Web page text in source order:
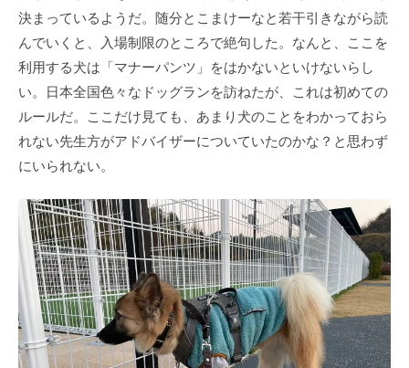
決まっているようだ。随分とこまけーなと若干引きながら読
んでいくと、入場制限のところで絶句した。なんと、ここを
利用する犬は「マナーパンツ」をはかないといけないらし
い。日本全国色々なドッグランを訪ねたが、これは初めての
ルールだ。ここだけ見ても、あまり犬のことをわかっておら
れない先生方がアドバイザーについていたのかな？と思わず
にいられない。